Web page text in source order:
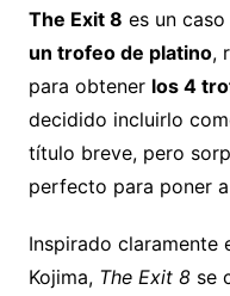
The Exit 8 es un
un trofeo de platino,
para obtener los 4
decidido incluirlo
título breve, pero
perfecto para poner
Inspirado claramente
Kojima, The Exit 8 se